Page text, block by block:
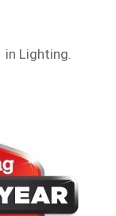
in Lighting.